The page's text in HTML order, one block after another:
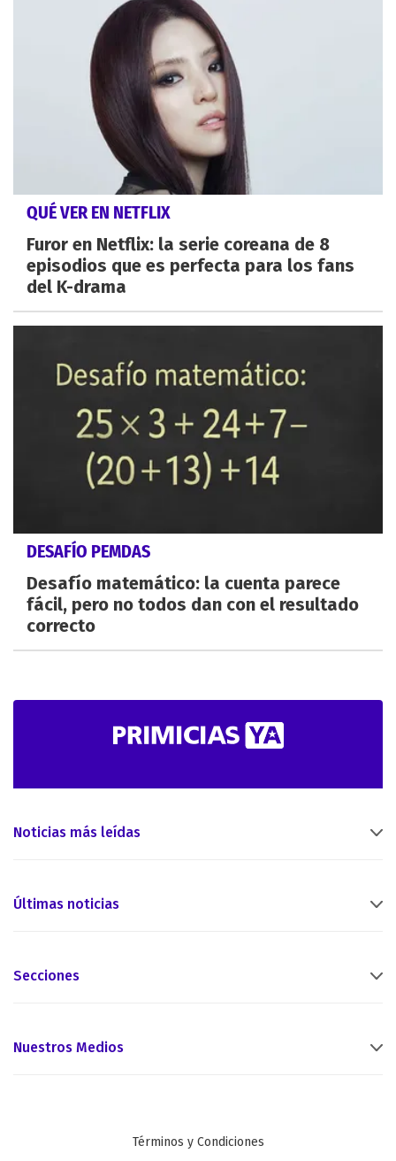
QUÉ VER EN NETFLIX
Furor en Netflix: la serie coreana de 8
episodios que es perfecta para los fans
del K-drama
DESAFÍO PEMDAS
Desafío matemático: la cuenta parece
fácil, pero no todos dan con el resultado
correcto
Noticias más leídas
Últimas noticias
Secciones
Nuestros Medios
Términos y Condiciones